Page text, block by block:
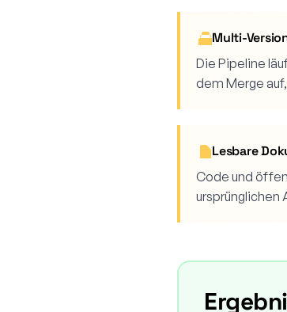
Multi-
Die Pipeline
dem Merge
Lesbare
Code und
ursprünglichen